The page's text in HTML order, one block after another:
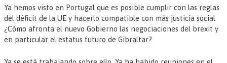
Ya hemos visto en Portugal que es posible cumplir con las reglas
del déficit de la UE y hacerlo compatible con más justicia social
¿Cómo afronta el nuevo Gobierno las negociaciones del brexit y
en particular el estatus futuro de Gibraltar?